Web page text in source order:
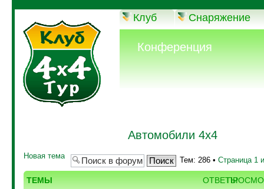
Клуб Снаряжение
Конференция
Автомобили 4х4
Новая тема Тем: 286 • Страница 1
ТЕМЫ ОТВЕТЫ